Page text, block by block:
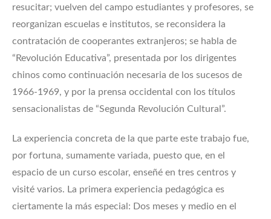
resucitar; vuelven del campo estudiantes y profesores, se
reorganizan escuelas e institutos, se reconsidera la
contratación de cooperantes extranjeros; se habla de
“Revolución Educativa”, presentada por los dirigentes
chinos como continuación necesaria de los sucesos de
1966-1969, y por la prensa occidental con los títulos
sensacionalistas de “Segunda Revolución Cultural”.
La experiencia concreta de la que parte este trabajo fue,
por fortuna, sumamente variada, puesto que, en el
espacio de un curso escolar, enseñé en tres centros y
visité varios. La primera experiencia pedagógica es
ciertamente la más especial: Dos meses y medio en el